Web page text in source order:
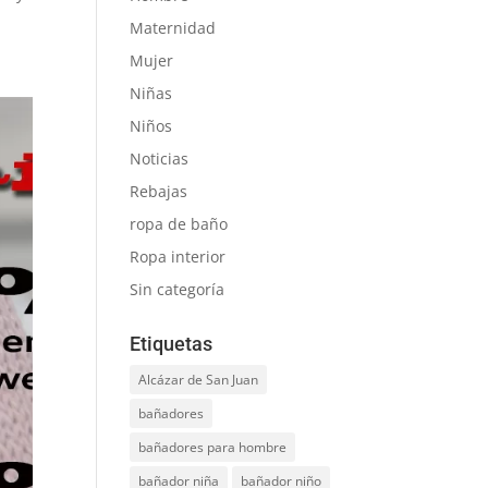
Maternidad
Mujer
Niñas
Niños
Noticias
Rebajas
ropa de baño
Ropa interior
Sin categoría
Etiquetas
Alcázar de San Juan
bañadores
bañadores para hombre
bañador niña
bañador niño